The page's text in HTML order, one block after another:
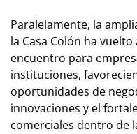
Paralelamente, la
la Casa Colón ha
encuentro para
instituciones,
oportunidades de
innovaciones y el
comerciales dentro de